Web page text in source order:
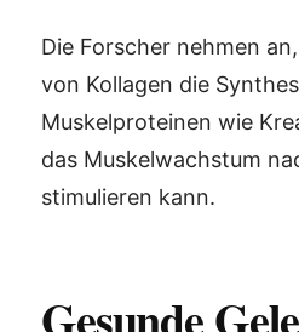
Die Forscher nehmen
von Kollagen die
Muskelproteinen wie
das Muskelwachstum
stimulieren kann.
Gesunde